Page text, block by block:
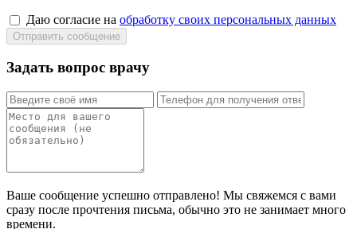
Даю согласие на обработку своих персональных данных
Задать вопрос врачу
Ваше сообщение успешно отправлено! Мы свяжемся с вами
сразу после прочтения письма, обычно это не занимает много
времени.